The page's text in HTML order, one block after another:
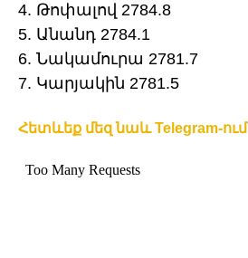
4. Թոփալով 2784.8
5. Անանդ 2784.1
6. Նակամուրա 2781.7
7. Կարյակին 2781.5
Հետևեք մեզ նաև Telegram-ում